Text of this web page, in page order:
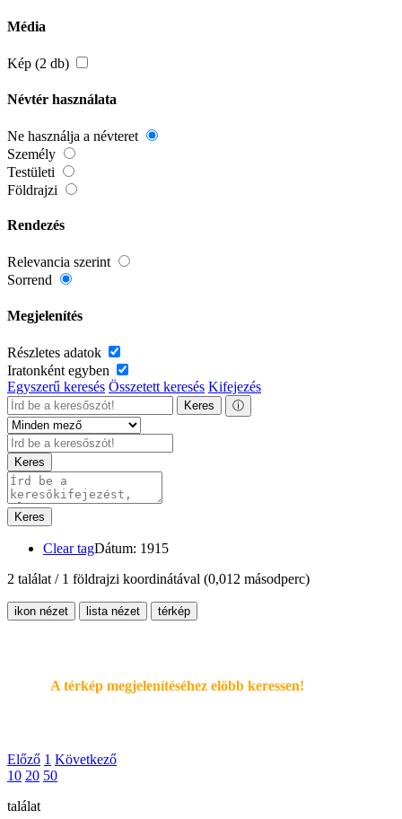
Média
Kép (2 db)
Névtér használata
Ne használja a névteret
Személy
Testületi
Földrajzi
Rendezés
Relevancia szerint
Sorrend
Megjelenítés
Részletes adatok
Iratonként egyben
Egyszerű keresés Összetett keresés Kifejezés
Keres ⓘ
Keres
Keres
Clear tagDátum: 1915
2 találat / 1 földrajzi koordinátával (0,012 másodperc)
ikon nézet lista nézet térkép
A térkép megjelenítéséhez elöbb keressen!
Előző 1 Következő
10 20 50
találat